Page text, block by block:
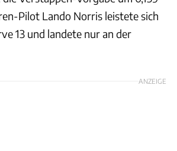
Pilot Lando Norris leistete sich
13 und landete nur an der
ANZEIGE